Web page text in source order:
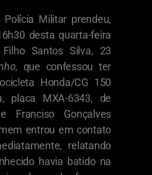
Militar prendeu,
desta quarta-feira
Filho Santos Silva, 23
, que confessou ter
Honda/CG 150
placa MXA-6343, de
Franciso Gonçalves
entrou em contato
relatando
havia batido na